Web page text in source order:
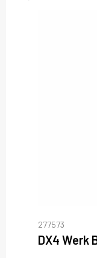
277573
DX4 Werk